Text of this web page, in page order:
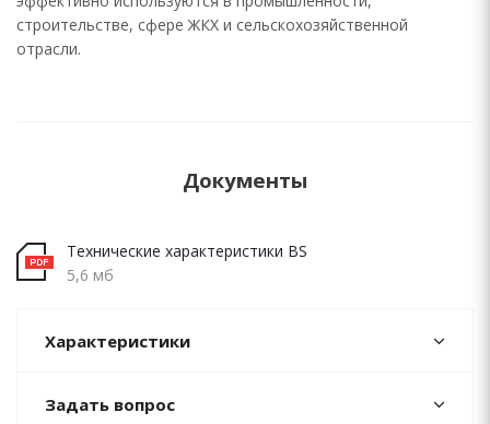
строительстве, сфере ЖКХ и сельскохозяйственной
отрасли.
Документы
Технические характеристики BS
5,6 мб
Характеристики
Задать вопрос